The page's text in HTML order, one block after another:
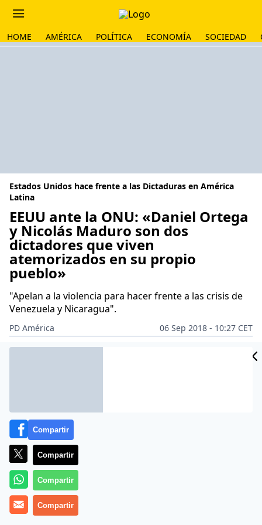
HOME AMÉRICA POLÍTICA ECONOMÍA SOCIEDAD
Estados Unidos hace frente a las Dictaduras en América
Latina
EEUU ante la ONU: «Daniel Ortega
y Nicolás Maduro son dos
dictadores que viven
atemorizados en su propio
pueblo»
"Apelan a la violencia para hacer frente a las crisis de
Venezuela y Nicaragua".
PD América
06 Sep 2018 - 10:27 CET
Archivado en: POLÍTICA
Compartir
Compartir
Compartir
Compartir